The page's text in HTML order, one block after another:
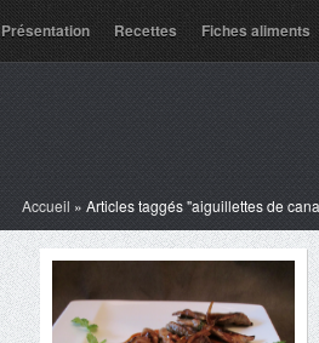
Présentation Recettes Fiches aliments
Accueil » Articles taggés "aiguillettes de